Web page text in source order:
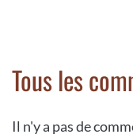
Tous les
Il n'y a pas de